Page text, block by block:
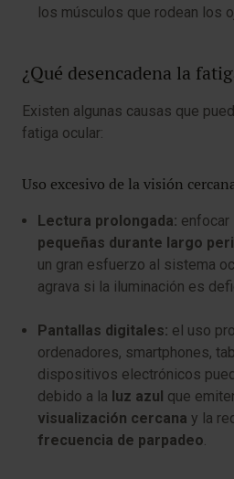
los músculos que rodean los
¿Qué desencadena la
Existen algunas causas que
fatiga ocular:
Uso excesivo de la visión
Lectura prolongada: enfocar
pequeñas durante largo
un gran esfuerzo al sistema
agrava si la iluminación es
Pantallas digitales: el uso
ordenadores, smartphones,
dispositivos electrónicos
debido a la luz azul que
visualización cercana y la
frecuencia de parpadeo.